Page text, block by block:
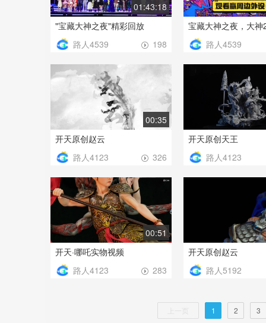
01:43:18
"宝藏大神之夜"精彩回放
198
路人4539 路人4539
00:35
开天原创赵云
326
路人4123
开天原创天王
路人4123
00:51
开天·哪吒实物视频
283
路人4123
开天原创赵云
路人5192
1 2 3